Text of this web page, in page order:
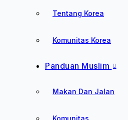
Tentang Korea
Komunitas Korea
Panduan Muslim
Makan Dan Jalan
Komunitas